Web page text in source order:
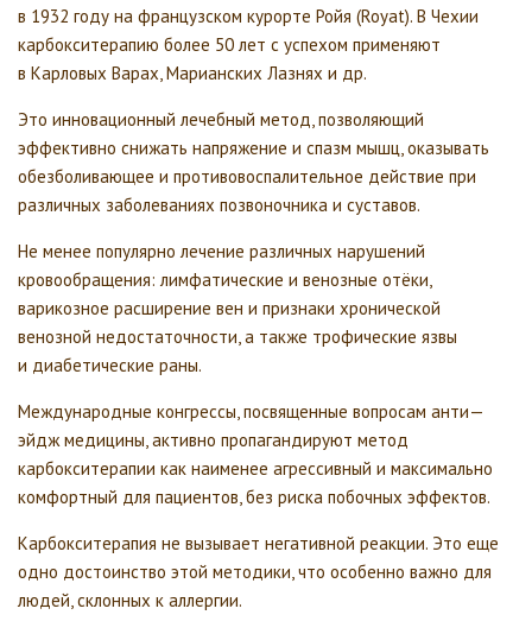
в 1932 году на французском курорте Ройя (Royat). В Чехии
карбокситерапию более 50 лет с успехом применяют
в Карловых Варах, Марианских Лазнях и др.
Это инновационный лечебный метод, позволяющий
эффективно снижать напряжение и спазм мышц, оказывать
обезболивающее и противовоспалительное действие при
различных заболеваниях позвоночника и суставов.
Не менее популярно лечение различных нарушений
кровообращения: лимфатические и венозные отёки,
варикозное расширение вен и признаки хронической
венозной недостаточности, а также трофические язвы
и диабетические раны.
Международные конгрессы, посвященные вопросам анти—
эйдж медицины, активно пропагандируют метод
карбокситерапии как наименее агрессивный и максимально
комфортный для пациентов, без риска побочных эффектов.
Карбокситерапия не вызывает негативной реакции. Это еще
одно достоинство этой методики, что особенно важно для
людей, склонных к аллергии.